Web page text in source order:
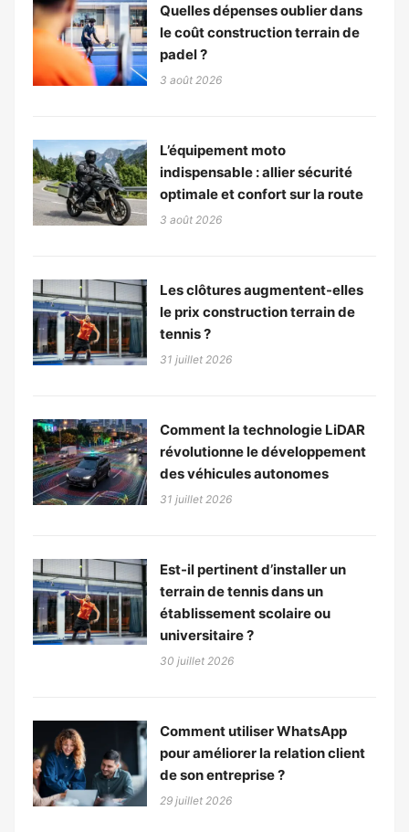
Quelles dépenses oublier dans
le coût construction terrain de
padel ?
3 août 2026
L’équipement moto
indispensable : allier sécurité
optimale et confort sur la route
3 août 2026
Les clôtures augmentent-elles
le prix construction terrain de
tennis ?
31 juillet 2026
Comment la technologie LiDAR
révolutionne le développement
des véhicules autonomes
31 juillet 2026
Est-il pertinent d’installer un
terrain de tennis dans un
établissement scolaire ou
universitaire ?
30 juillet 2026
Comment utiliser WhatsApp
pour améliorer la relation client
de son entreprise ?
29 juillet 2026